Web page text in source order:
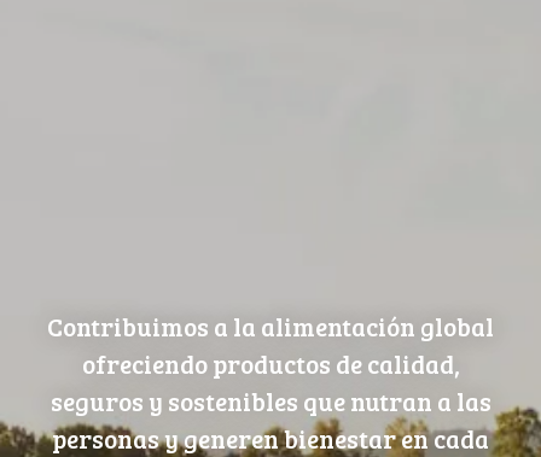
Contribuimos a la alimentación global
ofreciendo productos de calidad,
seguros y sostenibles que nutran a las
personas y generen bienestar en cada